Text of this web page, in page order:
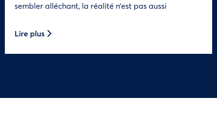
sembler alléchant, la réalité n’est pas aussi
Lire plus